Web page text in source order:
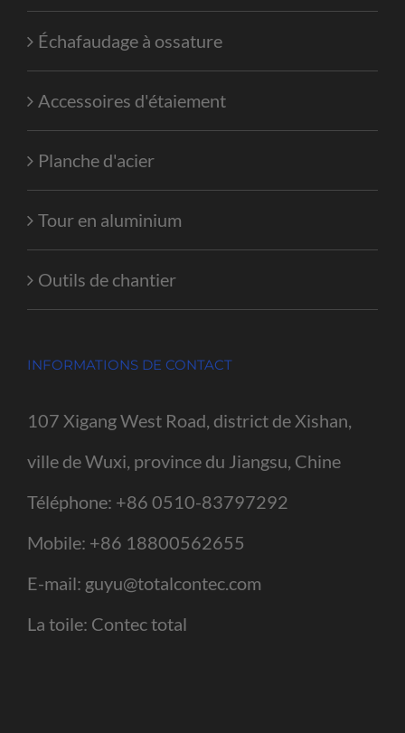
Échafaudage à ossature
Accessoires d'étaiement
Planche d'acier
Tour en aluminium
Outils de chantier
INFORMATIONS DE CONTACT
107 Xigang West Road, district de Xishan,
ville de Wuxi, province du Jiangsu, Chine
Téléphone: +86 0510-83797292
Mobile: +86 18800562655
E-mail: guyu@totalcontec.com
La toile: Contec total